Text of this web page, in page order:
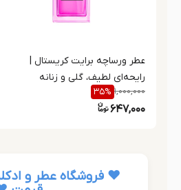
عطر ورساچه برایت کریستال |
رایحه‌ای لطیف، گلی و زنانه
1,000,000
35%
647,000
❤️ فروشگاه عطر و